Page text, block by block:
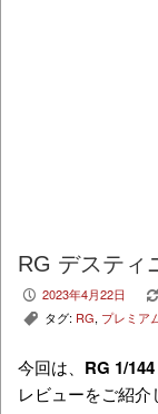
RG デスティ
P 2023年4月22日 V
, タグ: RG, プレミア
今回は、 RG 1/144
レビューをご紹介